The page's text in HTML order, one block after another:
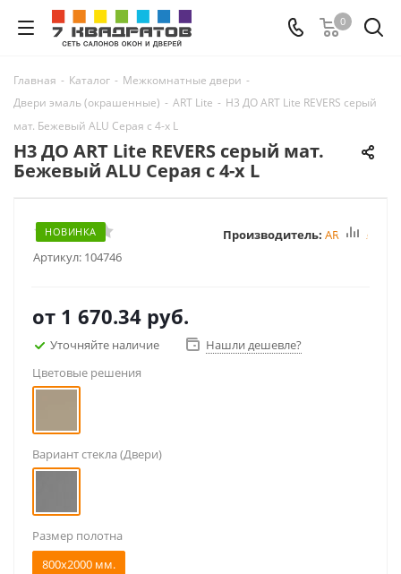
0
Главная - Каталог - Межкомнатные двери -
Двери эмаль (окрашенные) - ART Lite - H3 ДО ART Lite REVERS серый
мат. Бежевый ALU Серая с 4-х L
H3 ДО ART Lite REVERS серый мат.
Бежевый ALU Серая с 4-х L
НОВИНКА
Артикул: 104746
Производитель: ART Lite
от 1 670.34 руб.
Уточняйте наличие
Нашли дешевле?
Цветовые решения
Вариант стекла (Двери)
Размер полотна
800x2000 мм.